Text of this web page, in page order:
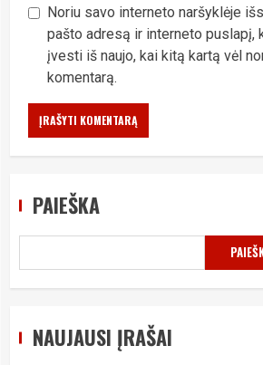
Noriu savo interneto naršyklėje
pašto adresą ir interneto puslapį,
įvesti iš naujo, kai kitą kartą vėl
komentarą.
PAIEŠKA
NAUJAUSI ĮRAŠAI